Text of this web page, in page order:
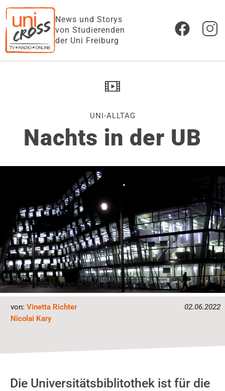
News und Storys
von Studierenden
der Uni Freiburg
UNI-ALLTAG
Nachts in der UB
02.06.2022
von:Vinetta Richter
Nicolai Kary
Die Universitätsbiblitothek ist für die